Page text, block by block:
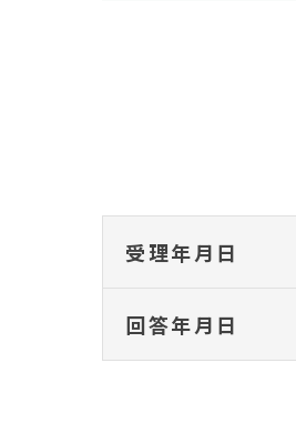
受理年月日
回答年月日